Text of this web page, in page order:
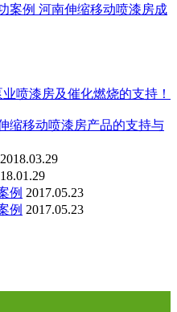
河南伸缩移动喷漆房成
喷漆房及催化燃烧的支持！
缩移动喷漆房产品的支持与
2018.03.29
例 2017.05.23
例 2017.05.23